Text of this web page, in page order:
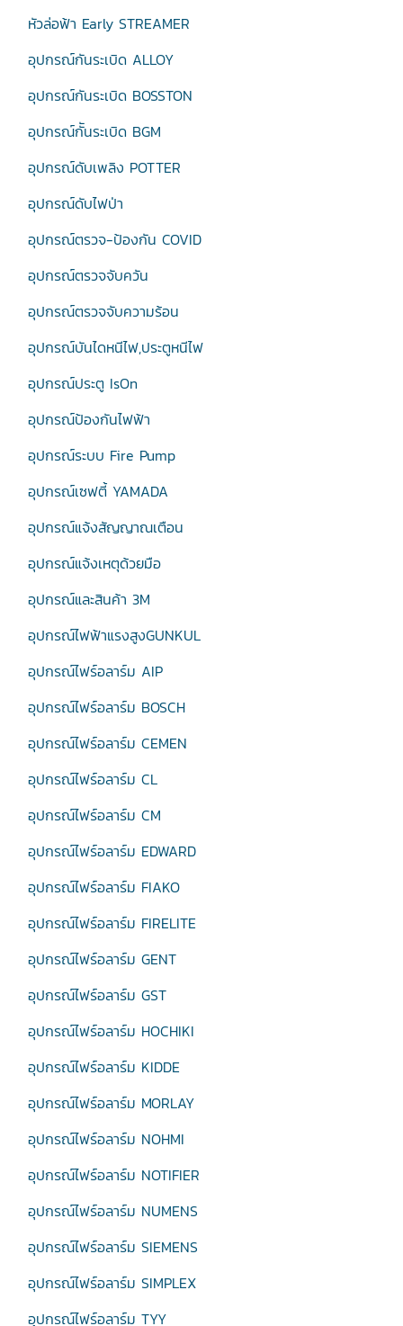
หัวล่อฟ้า Early STREAMER
อุปกรณ์กันระเบิด ALLOY
อุปกรณ์กันระเบิด BOSSTON
อุปกรณ์กัันระเบิด BGM
อุปกรณ์ดับเพลิง POTTER
อุปกรณ์ดับไฟป่า
อุปกรณ์ตรวจ-ป้องกัน COVID
อุปกรณ์ตรวจจับควัน
อุปกรณ์ตรวจจับความร้อน
อุปกรณ์บันไดหนีไฟ,ประตูหนีไฟ
อุปกรณ์ประตู IsOn
อุปกรณ์ป้องกันไฟฟ้า
อุปกรณ์ระบบ Fire Pump
อุปกรณ์เซฟตี้ YAMADA
อุปกรณ์แจ้งสัญญาณเตือน
อุปกรณ์แจ้งเหตุด้วยมือ
อุปกรณ์และสินค้า 3M
อุปกรณ์ไฟฟ้าแรงสูงGUNKUL
อุปกรณ์ไฟร์อลาร์ม AIP
อุปกรณ์ไฟร์อลาร์ม BOSCH
อุปกรณ์ไฟร์อลาร์ม CEMEN
อุปกรณ์ไฟร์อลาร์ม CL
อุปกรณ์ไฟร์อลาร์ม CM
อุปกรณ์ไฟร์อลาร์ม EDWARD
อุปกรณ์ไฟร์อลาร์ม FIAKO
อุปกรณ์ไฟร์อลาร์ม FIRELITE
อุปกรณ์ไฟร์อลาร์ม GENT
อุปกรณ์ไฟร์อลาร์ม GST
อุปกรณ์ไฟร์อลาร์ม HOCHIKI
อุปกรณ์ไฟร์อลาร์ม KIDDE
อุปกรณ์ไฟร์อลาร์ม MORLAY
อุปกรณ์ไฟร์อลาร์ม NOHMI
อุปกรณ์ไฟร์อลาร์ม NOTIFIER
อุปกรณ์ไฟร์อลาร์ม NUMENS
อุปกรณ์ไฟร์อลาร์ม SIEMENS
อุปกรณ์ไฟร์อลาร์ม SIMPLEX
อุปกรณ์ไฟร์อลาร์ม TYY